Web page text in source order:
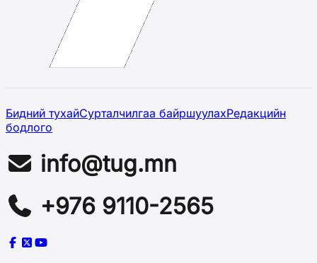
Бидний тухайСурталчилгаа байршуулахРедакцийн
бодлого
info@tug.mn
+976 9110-2565